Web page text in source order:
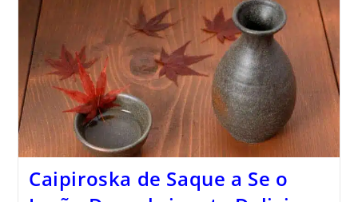
Caipiroska de Saque a Se o